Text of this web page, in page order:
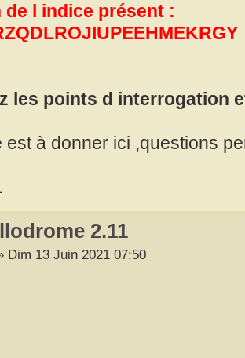
de l indice présent :
les points d interrogation
est à donner ici ,questions
2.11
Dim 13 Juin 2021 07:50